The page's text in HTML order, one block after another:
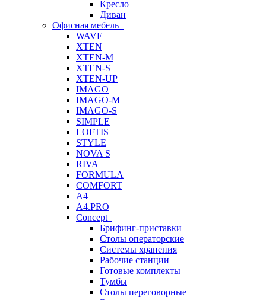
Кресло
Диван
Офисная мебель
WAVE
XTEN
XTEN-M
XTEN-S
XTEN-UP
IMAGO
IMAGO-M
IMAGO-S
SIMPLE
LOFTIS
STYLE
NOVA S
RIVA
FORMULA
COMFORT
A4
A4.PRO
Concept
Брифинг-приставки
Столы операторские
Системы хранения
Рабочие станции
Готовые комплекты
Тумбы
Столы переговорные